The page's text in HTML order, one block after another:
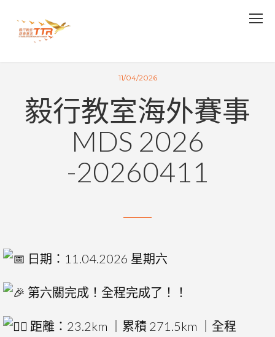
11/04/2026
毅行教室海外賽事
MDS 2026
-20260411
日期：11.04.2026 星期六
第六關完成！全程完成了！！
距離：23.2km ｜累積 271.5km ｜全程